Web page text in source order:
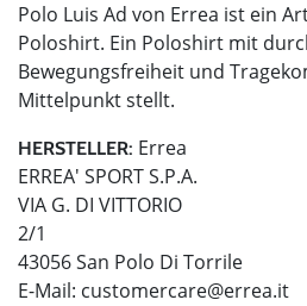
Polo Luis Ad von Errea ist ein
Poloshirt. Ein Poloshirt mit
Bewegungsfreiheit und
Mittelpunkt stellt.
HERSTELLER: Errea
ERREA' SPORT S.P.A.
VIA G. DI VITTORIO
2/1
43056 San Polo Di Torrile
E-Mail: customercare@errea.it